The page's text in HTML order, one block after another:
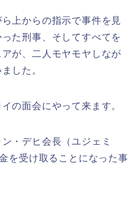
上からの指示で事件を見
た刑事、そしてすべてを
が、二人モヤモヤしなが
した。
の面会にやって来ます。
・デヒ会長（ユジェミ
を受け取ることになった事